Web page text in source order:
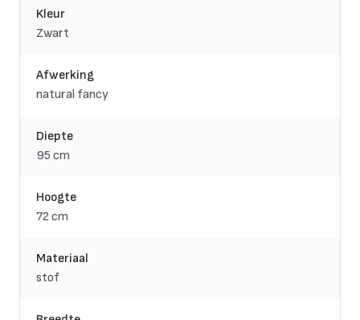
Kleur
Zwart
Afwerking
natural fancy
Diepte
95 cm
Hoogte
72 cm
Materiaal
stof